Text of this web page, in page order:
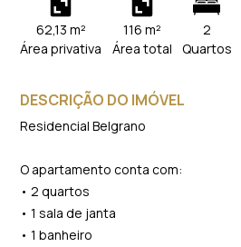
62,13 m²
Área privativa
116 m²
Área total
2
Quartos
DESCRIÇÃO DO IMÓVEL
Residencial Belgrano
O apartamento conta com:
• 2 quartos
• 1 sala de janta
• 1 banheiro